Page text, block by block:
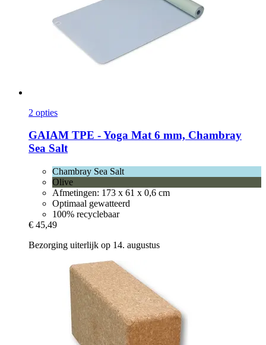
2 opties
GAIAM TPE -​ Yoga Mat 6 mm, Chambray
Sea Salt
Chambray Sea Salt
Olive
Afmetingen: 173 x 61 x 0,6 cm
Optimaal gewatteerd
100% recyclebaar
€ 45,49
Bezorging uiterlijk op 14. augustus